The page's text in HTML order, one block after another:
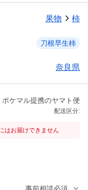
果物 柿
刀根早生柿
奈良県
ポケマル提携のヤマト便
配送区分:
はお届けできません
事前相談必須